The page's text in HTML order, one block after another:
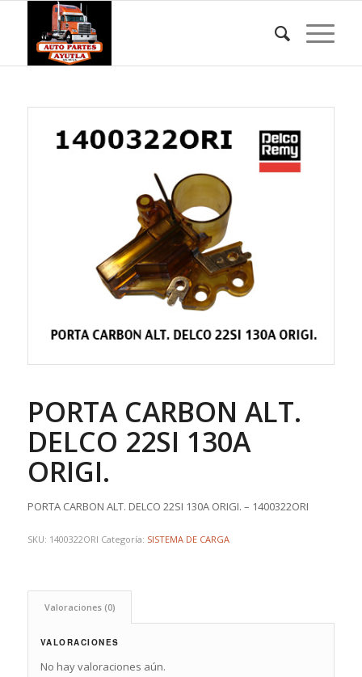
PORTA CARBON ALT.
DELCO 22SI 130A
ORIGI.
PORTA CARBON ALT. DELCO 22SI 130A ORIGI. – 1400322ORI
SKU: 1400322ORI Categoría: SISTEMA DE CARGA
Valoraciones (0)
VALORACIONES
No hay valoraciones aún.